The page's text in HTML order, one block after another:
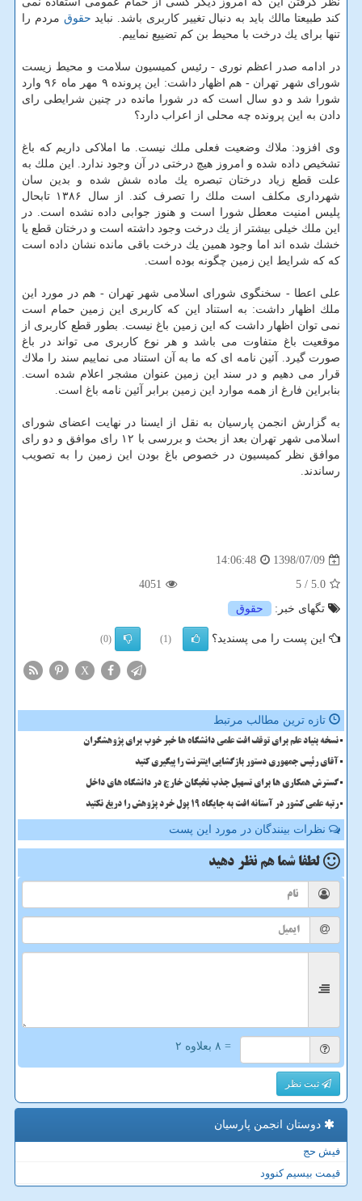
كند طبیعتا مالك باید به دنبال تغییر كاربری باشد. نباید حقوق مردم را
تنها برای یك درخت با محیط بن كم تضییع نماییم.
در ادامه صدر اعظم نوری - رئیس كمیسیون سلامت و محیط زیست
شورای شهر تهران - هم اظهار داشت: این پرونده ۹ مهر ماه ۹۶ وارد
شورا شد و دو سال است كه در شورا مانده در چنین شرایطی رای
دادن به این پرونده چه محلی از اعراب دارد؟
وی افزود: ملاك وضعیت فعلی ملك نیست. ما املاكی داریم كه باغ
تشخیص داده شده و امروز هیچ درختی در آن وجود ندارد. این ملك به
علت قطع زیاد درختان تبصره یك ماده شش شده و بدین سان
شهرداری مكلف است ملك را تصرف كند. از سال ۱۳۸۶ تابحال
پلیس امنیت معطل شورا است و هنوز جوابی داده نشده است. در
این ملك خیلی بیشتر از یك درخت وجود داشته است و درختان قطع یا
خشك شده اند اما وجود همین یك درخت باقی مانده نشان داده است
كه كه شرایط این زمین چگونه بوده است.
علی اعطا - سخنگوی شورای اسلامی شهر تهران - هم در مورد این
ملك اظهار داشت: به استناد این كه كاربری این زمین حمام است
نمی توان اظهار داشت كه این زمین باغ نیست. بطور قطع كاربری از
موقعیت باغ متفاوت می باشد و هر نوع كاربری می تواند در باغ
صورت گیرد. آئین نامه ای كه ما به آن استناد می نماییم سند را ملاك
قرار می دهیم و در سند این زمین عنوان مشجر اعلام شده است.
بنابراین فارغ از همه موارد این زمین برابر آئین نامه باغ است.
به گزارش انجمن پارسیان به نقل از ایسنا در نهایت اعضای شورای
اسلامی شهر تهران بعد از بحث و بررسی با ۱۲ رای موافق و دو رای
موافق نظر كمیسیون در خصوص باغ بودن این زمین را به تصویب
رساندند.
1398/07/09
14:06:48
5.0
/ 5
4051
تگهای خبر:
حقوق
این پست را می پسندید؟ (1)
(0)
X
تازه ترین مطالب مرتبط
نسخه بنیاد علم برای توقف افت علمی دانشگاه ها خبر خوب برای پژوهشگران
آقای رئیس جمهوری دستور بازگشایی اینترنت را پیگیری کنید
گسترش همکاری ها برای تسهیل جذب نخبگان خارج در دانشگاه های داخل
رتبه علمی کشور در آستانه افت به جایگاه ۱۹ پول خرد پژوهش را دریغ نکنید
نظرات بینندگان در مورد این پست
لطفا شما هم نظر دهید
= ۸ بعلاوه ۲
ثبت نظر
دوستان انجمن پارسیان
فیش حج
قیمت بیسیم کنوود